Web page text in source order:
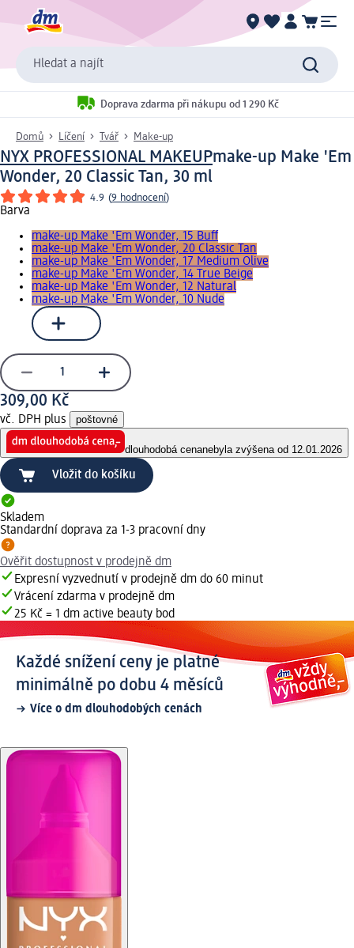
Hledat a najít
Doprava zdarma při nákupu od 1 290 Kč
Domů Líčení Tvář Make-up
NYX PROFESSIONAL MAKEUPmake-up Make 'Em
Wonder, 20 Classic Tan, 30 ml
4.9 (9 hodnocení)
Barva
make-up Make 'Em Wonder, 15 Buff
make-up Make 'Em Wonder, 20 Classic Tan
make-up Make 'Em Wonder, 17 Medium Olive
make-up Make 'Em Wonder, 14 True Beige
make-up Make 'Em Wonder, 12 Natural
make-up Make 'Em Wonder, 10 Nude
309,00 Kč
vč. DPH plus poštovné
dlouhodobá cenanebyla zvýšena od 12.01.2026
Vložit do košíku
Skladem
Standardní doprava za 1-3 pracovní dny
Ověřit dostupnost v prodejně dm
Expresní vyzvednutí v prodejně dm do 60 minut
Vrácení zdarma v prodejně dm
25 Kč = 1 dm active beauty bod
Každé snížení ceny je platné
minimálně po dobu 4 měsíců
Více o dm dlouhodobých cenách